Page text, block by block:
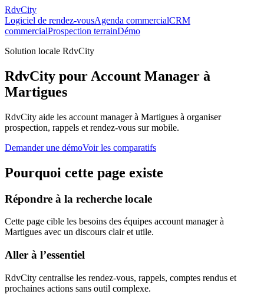
RdvCity
Logiciel de rendez-vousAgenda commercialCRM
commercialProspection terrainDémo
Solution locale RdvCity
RdvCity pour Account Manager à
Martigues
RdvCity aide les account manager à Martigues à organiser
prospection, rappels et rendez-vous sur mobile.
Demander une démoVoir les comparatifs
Pourquoi cette page existe
Répondre à la recherche locale
Cette page cible les besoins des équipes account manager à
Martigues avec un discours clair et utile.
Aller à l’essentiel
RdvCity centralise les rendez-vous, rappels, comptes rendus et
prochaines actions sans outil complexe.